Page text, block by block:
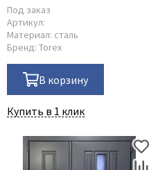
Под заказ
Артикул:
Материал: сталь
Бренд: Torex
В корзину
Купить в 1 клик